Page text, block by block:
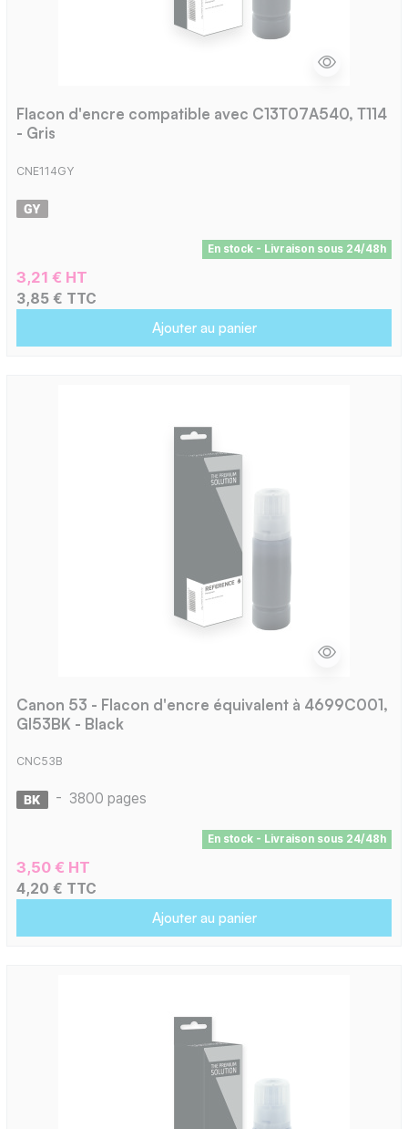
Flacon d'encre compatible avec C13T07A540, T114
- Gris
CNE114GY
En stock - Livraison sous 24/48h
3,21 € HT
3,85 € TTC
Ajouter au panier
Canon 53 - Flacon d'encre équivalent à 4699C001,
GI53BK - Black
CNC53B
- 3800 pages
En stock - Livraison sous 24/48h
3,50 € HT
4,20 € TTC
Ajouter au panier